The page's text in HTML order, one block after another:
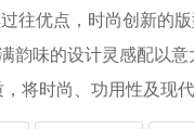
往优点，时尚创新的
韵味的设计灵感配以
将时尚、功用性及现代